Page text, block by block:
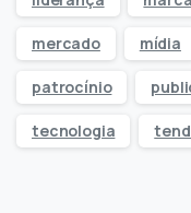
mercado mídia
patrocínio
tecnologia